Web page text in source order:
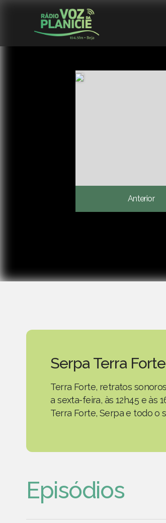
Anterior
Serpa Terra Forte
Terra Forte, retratos
a sexta-feira, às 12h45 e às
Terra Forte, Serpa e todo o
Episódios